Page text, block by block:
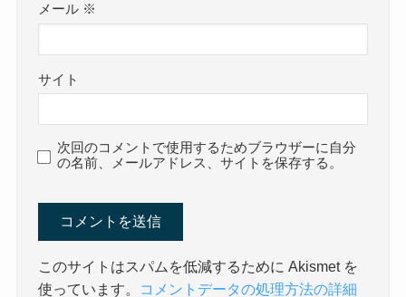
メール ※
サイト
次回のコメントで使用するためブラウザーに自分
の名前、メールアドレス、サイトを保存する。
このサイトはスパムを低減するために Akismet を
使っています。
コメントデータの処理方法の詳細